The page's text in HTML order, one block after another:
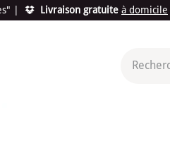
Livraison gratuite à domicile